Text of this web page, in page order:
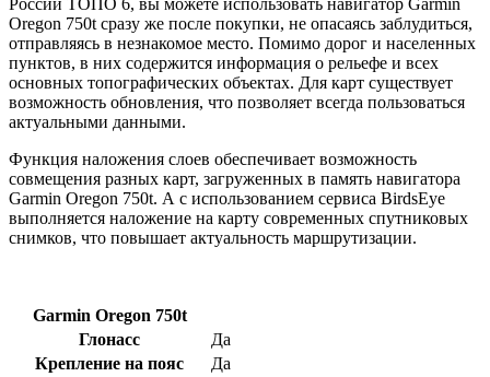
России ТОПО 6, вы можете использовать навигатор Garmin
Oregon 750t сразу же после покупки, не опасаясь заблудиться,
отправляясь в незнакомое место. Помимо дорог и населенных
пунктов, в них содержится информация о рельефе и всех
основных топографических объектах. Для карт существует
возможность обновления, что позволяет всегда пользоваться
актуальными данными.
Функция наложения слоев обеспечивает возможность
совмещения разных карт, загруженных в память навигатора
Garmin Oregon 750t. А с использованием сервиса BirdsEye
выполняется наложение на карту современных спутниковых
снимков, что повышает актуальность маршрутизации.
Garmin Oregon 750t
Глонасс
Да
Крепление на пояс
Да